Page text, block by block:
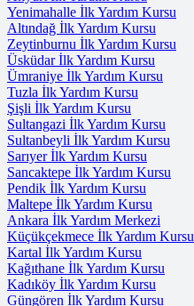
Yenimahalle İlk Yardım Kursu
Altındağ İlk Yardım Kursu
Zeytinburnu İlk Yardım Kursu
Üsküdar İlk Yardım Kursu
Ümraniye İlk Yardım Kursu
Tuzla İlk Yardım Kursu
Şişli İlk Yardım Kursu
Sultangazi İlk Yardım Kursu
Sultanbeyli İlk Yardım Kursu
Sarıyer İlk Yardım Kursu
Sancaktepe İlk Yardım Kursu
Pendik İlk Yardım Kursu
Maltepe İlk Yardım Kursu
Ankara İlk Yardım Merkezi
Küçükçekmece İlk Yardım Kursu
Kartal İlk Yardım Kursu
Kağıthane İlk Yardım Kursu
Kadıköy İlk Yardım Kursu
Güngören İlk Yardım Kursu